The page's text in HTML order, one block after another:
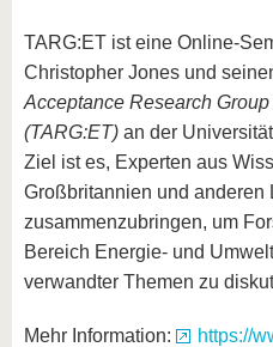
TARG:ET ist eine Online-
Christopher Jones und
Acceptance Research
(TARG:ET) an der
Ziel ist es, Experten aus
Großbritannien und anderen
zusammenzubringen, um
Bereich Energie- und
verwandter Themen zu
Mehr Information: https://